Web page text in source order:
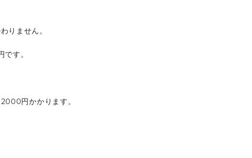
りません。
す。
円かかります。